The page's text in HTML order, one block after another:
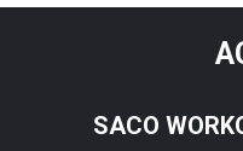
SACO